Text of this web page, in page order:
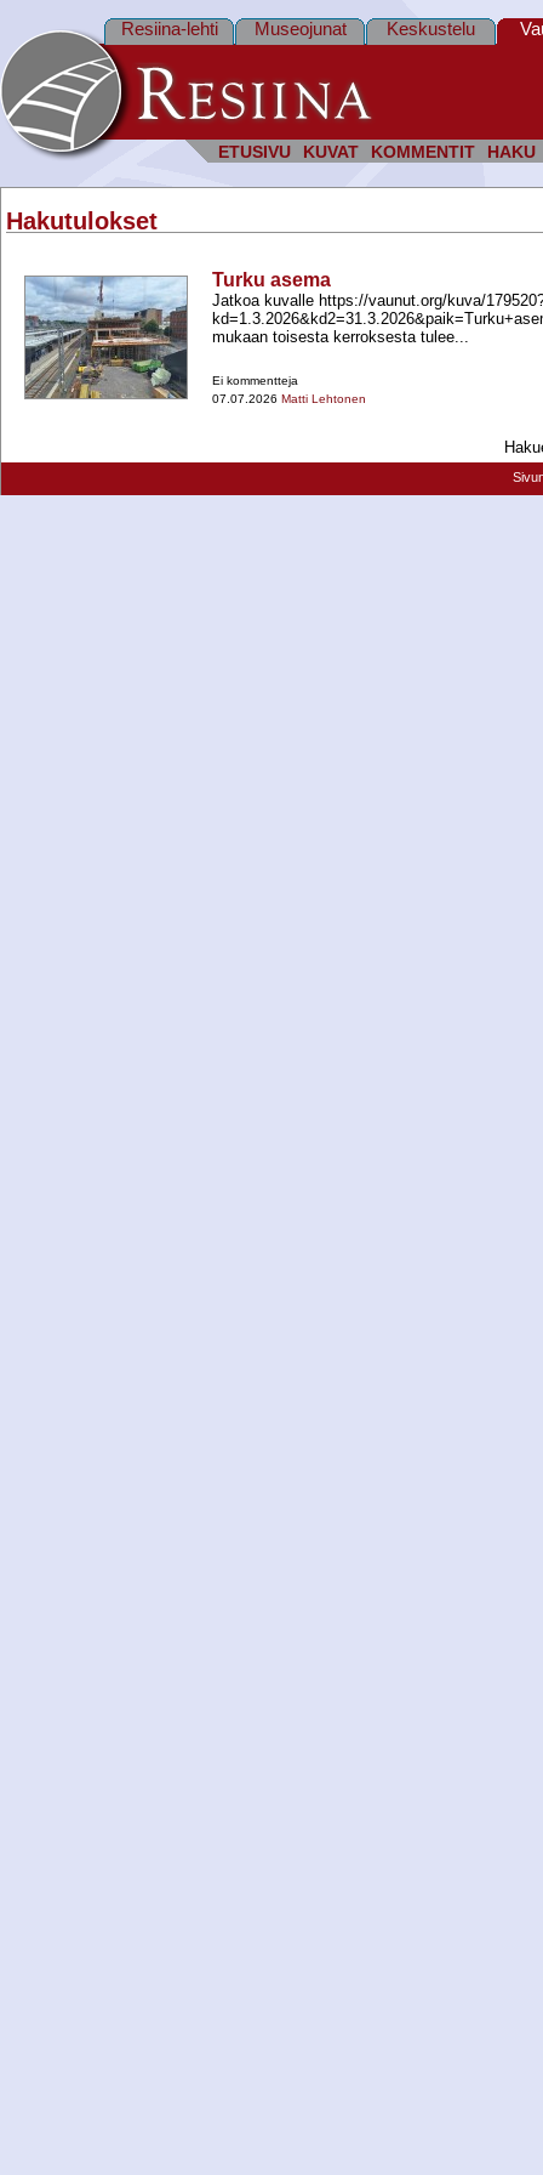
ETUSIVU KUVAT KOMMENTIT HAKU
Resiina-lehti Museojunat Keskustelu
Hakutulokset
Turku asema
Jatkoa kuvalle https://vaunut.org/kuva/
mukaan toisesta kerroksesta tulee...
Ei kommentteja
07.07.2026 Matti Lehtonen